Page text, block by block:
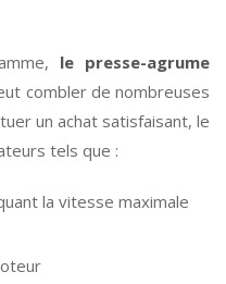
le presse-agrume
combler de nombreuses
un achat satisfaisant, le
tels que :
la vitesse maximale